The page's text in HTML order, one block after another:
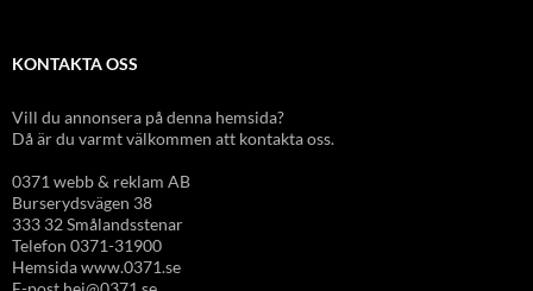
KONTAKTA OSS
Vill du annonsera på denna hemsida?
Då är du varmt välkommen att kontakta oss.
0371 webb & reklam AB
Burserydsvägen 38
333 32 Smålandsstenar
Telefon 0371-31900
Hemsida www.0371.se